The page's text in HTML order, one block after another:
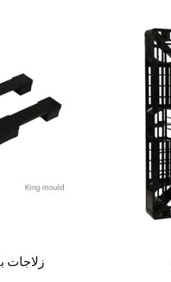
زلاجات